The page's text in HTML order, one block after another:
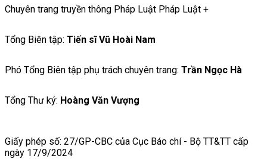
Chuyên trang truyền thông Pháp Luật Pháp Luật +
Tổng Biên tập: Tiến sĩ Vũ Hoài Nam
Phó Tổng Biên tập phụ trách chuyên trang: Trần Ngọc Hà
Tổng Thư ký: Hoàng Văn Vượng
Giấy phép số: 27/GP-CBC của Cục Báo chí - Bộ TT&TT cấp
ngày 17/9/2024